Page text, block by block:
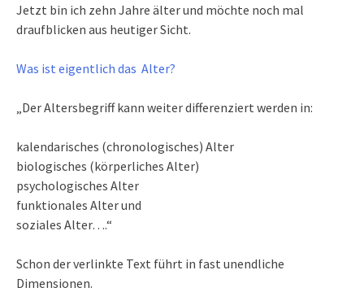
Jetzt bin ich zehn Jahre älter und möchte noch mal
draufblicken aus heutiger Sicht.
Was ist eigentlich das Alter?
„Der Altersbegriff kann weiter differenziert werden in:
kalendarisches (chronologisches) Alter
biologisches (körperliches Alter)
psychologisches Alter
funktionales Alter und
soziales Alter….“
Schon der verlinkte Text führt in fast unendliche
Dimensionen.